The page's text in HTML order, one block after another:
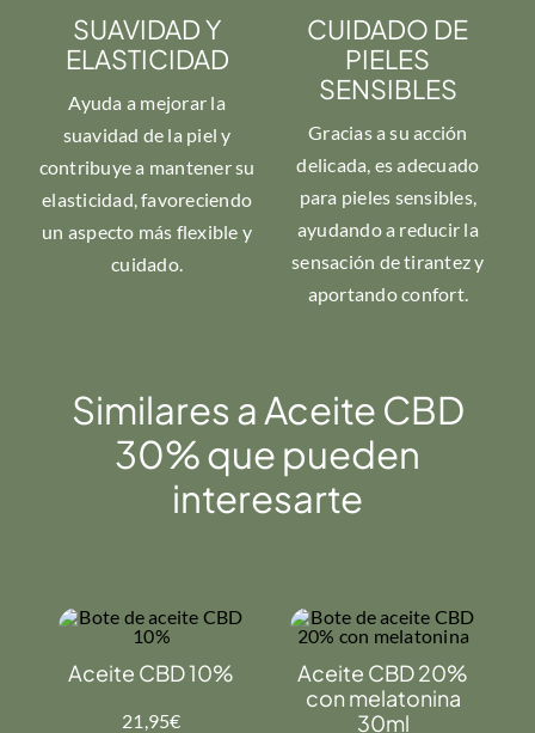
SUAVIDAD Y
ELASTICIDAD
Ayuda a mejorar la
suavidad de la piel y
contribuye a mantener su
elasticidad, favoreciendo
un aspecto más flexible y
cuidado.
CUIDADO DE
PIELES
SENSIBLES
Gracias a su acción
delicada, es adecuado
para pieles sensibles,
ayudando a reducir la
sensación de tirantez y
aportando confort.
Similares a Aceite CBD
30% que pueden
interesarte
Aceite CBD 10%
21,95€
Aceite CBD 20%
con melatonina
30ml